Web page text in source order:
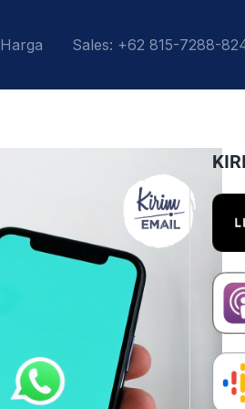
Harga Sales: +62 815-7288-